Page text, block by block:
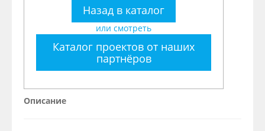
Назад в каталог
или смотреть
Каталог проектов от наших
партнёров
Описание